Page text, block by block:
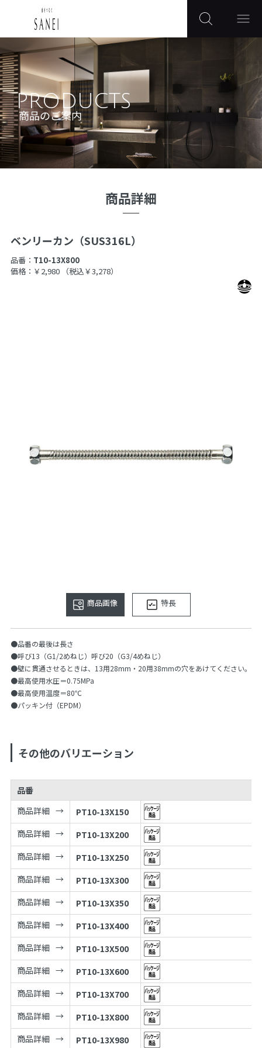
PRODUCTS
商品のご案内
商品詳細
ベンリーカン（SUS316L）
品番： T10-13X800
価格：￥2,980
（税込￥3,278）
商品画像 特長
●品番の最後は長さ
●呼び13（G1/2めねじ）呼び20（G3/4めねじ）
●壁に貫通させるときは、13用28mm・20用38mmの穴をあけてください。
●最高使用水圧＝0.75MPa
●最高使用温度＝80℃
●パッキン付（EPDM）
その他のバリエーション
品番
商品詳細
PT10-13X150
商品詳細
PT10-13X200
商品詳細
PT10-13X250
商品詳細
PT10-13X300
商品詳細
PT10-13X350
商品詳細
PT10-13X400
商品詳細
PT10-13X500
商品詳細
PT10-13X600
商品詳細
PT10-13X700
商品詳細
PT10-13X800
商品詳細
PT10-13X980